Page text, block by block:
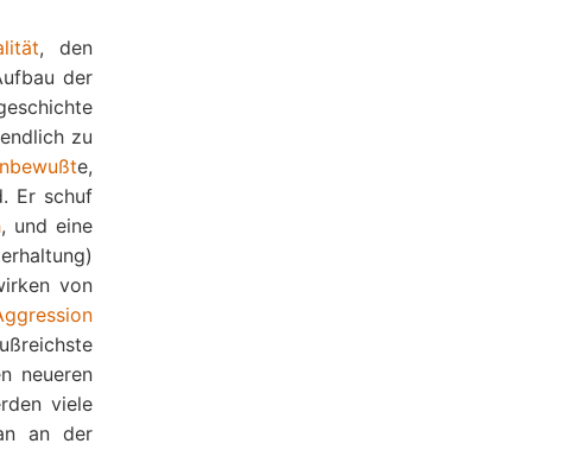
, den
der
zu
e,
Er schuf
, und eine
von
neueren
viele
an der